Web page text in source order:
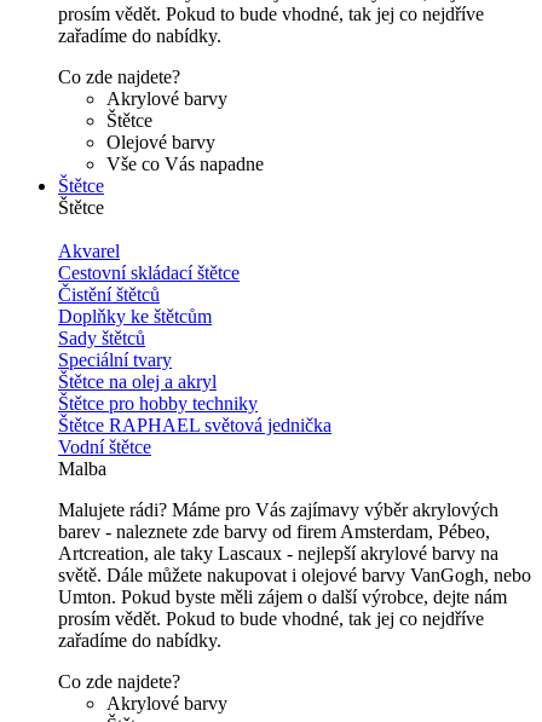
prosím vědět. Pokud to bude vhodné, tak jej co nejdříve
zařadíme do nabídky.
Co zde najdete?
Akrylové barvy
Štětce
Olejové barvy
Vše co Vás napadne
Štětce
Štětce
Akvarel
Cestovní skládací štětce
Čistění štětců
Doplňky ke štětcům
Sady štětců
Speciální tvary
Štětce na olej a akryl
Štětce pro hobby techniky
Štětce RAPHAEL světová jednička
Vodní štětce
Malba
Malujete rádi? Máme pro Vás zajímavy výběr akrylových
barev - naleznete zde barvy od firem Amsterdam, Pébeo,
Artcreation, ale taky Lascaux - nejlepší akrylové barvy na
světě. Dále můžete nakupovat i olejové barvy VanGogh, nebo
Umton. Pokud byste měli zájem o další výrobce, dejte nám
prosím vědět. Pokud to bude vhodné, tak jej co nejdříve
zařadíme do nabídky.
Co zde najdete?
Akrylové barvy